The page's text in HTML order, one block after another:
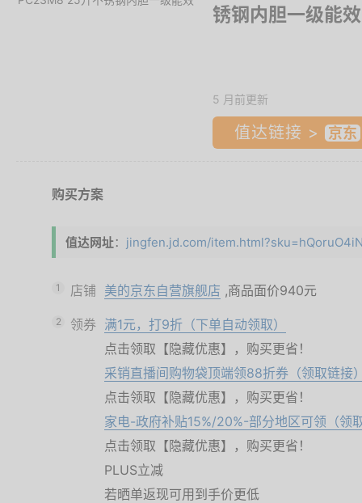
锈钢内胆一级能效
5 月前更新
值达链接 >
购买方案
值达网址： jingfen.jd.com/
1 店铺 美的京东自营旗舰店 ,商品面价940元
2 领券 满1元，打9折（下单自动领取）
点击领取【隐藏优惠】，购买更省！
采销直播间购物袋顶端领88折券（领取链接
点击领取【隐藏优惠】，购买更省！
家电-政府补贴15%/20%-部分地区可领（领
点击领取【隐藏优惠】，购买更省！
PLUS立减
若晒单返现可用到手价更低